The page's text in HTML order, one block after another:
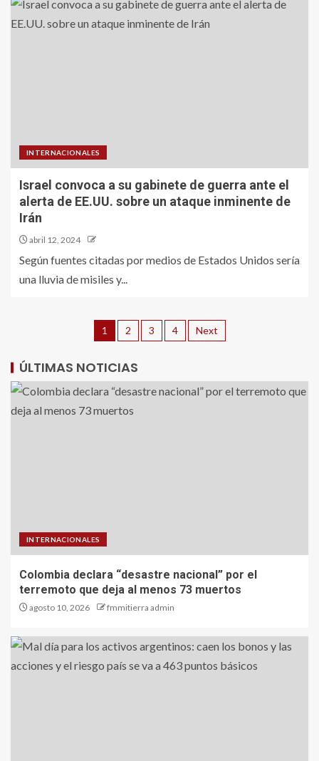
INTERNACIONALES
Israel convoca a su gabinete de guerra ante el
alerta de EE.UU. sobre un ataque inminente de
Irán
abril 12, 2024
Según fuentes citadas por medios de Estados Unidos sería
una lluvia de misiles y...
1 2 3 4 Next
ÚLTIMAS NOTICIAS
INTERNACIONALES
Colombia declara “desastre nacional” por el
terremoto que deja al menos 73 muertos
agosto 10, 2026 fmmitierra admin